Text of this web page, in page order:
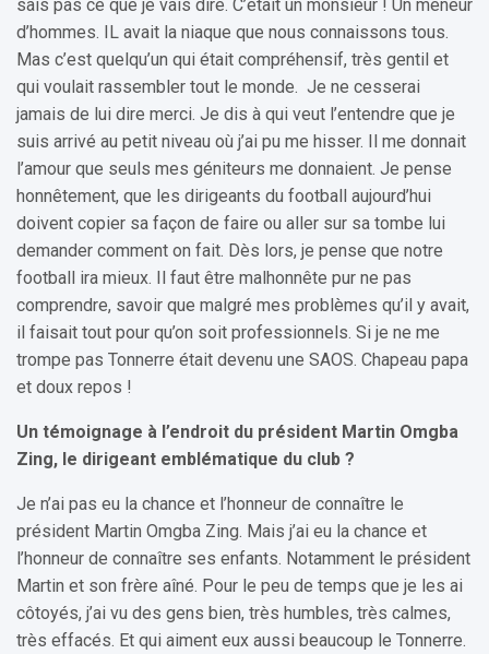
sais pas ce que je vais dire. C’était un monsieur ! Un meneur
d’hommes. IL avait la niaque que nous connaissons tous.
Mas c’est quelqu’un qui était compréhensif, très gentil et
qui voulait rassembler tout le monde. Je ne cesserai
jamais de lui dire merci. Je dis à qui veut l’entendre que je
suis arrivé au petit niveau où j’ai pu me hisser. Il me donnait
l’amour que seuls mes géniteurs me donnaient. Je pense
honnêtement, que les dirigeants du football aujourd’hui
doivent copier sa façon de faire ou aller sur sa tombe lui
demander comment on fait. Dès lors, je pense que notre
football ira mieux. Il faut être malhonnête pur ne pas
comprendre, savoir que malgré mes problèmes qu’il y avait,
il faisait tout pour qu’on soit professionnels. Si je ne me
trompe pas Tonnerre était devenu une SAOS. Chapeau papa
et doux repos !
Un témoignage à l’endroit du président Martin Omgba
Zing, le dirigeant emblématique du club ?
Je n’ai pas eu la chance et l’honneur de connaître le
président Martin Omgba Zing. Mais j’ai eu la chance et
l’honneur de connaître ses enfants. Notamment le président
Martin et son frère aîné. Pour le peu de temps que je les ai
côtoyés, j’ai vu des gens bien, très humbles, très calmes,
très effacés. Et qui aiment eux aussi beaucoup le Tonnerre.